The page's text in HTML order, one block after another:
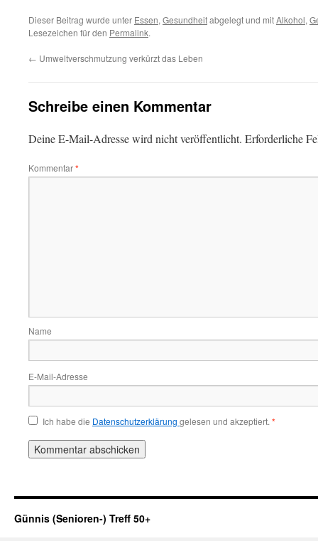
Dieser Beitrag wurde unter Essen, Gesundheitabgelegt und mitAlkohol,
Lesezeichen für den Permalink.
← Umweltverschmutzung verkürzt das Leben
Schreibe einen Kommentar
Deine E-Mail-Adresse wird nicht veröffentlicht. Erforderliche
Kommentar*
Name
E-Mail-Adresse
Ich habe die Datenschutzerklärung gelesen und akzeptiert. *
Günnis (Senioren-) Treff 50+